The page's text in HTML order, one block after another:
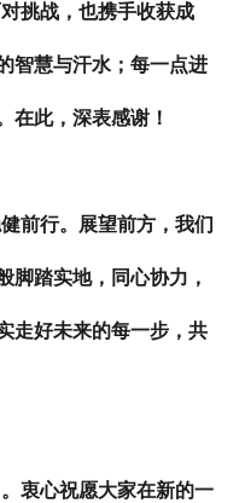
挑战，也携手收获成
智慧与汗水；每一点进
在此，深表感谢！
前行。展望前方，我们
脚踏实地，同心协力，
走好未来的每一步，共
衷心祝愿大家在新的一